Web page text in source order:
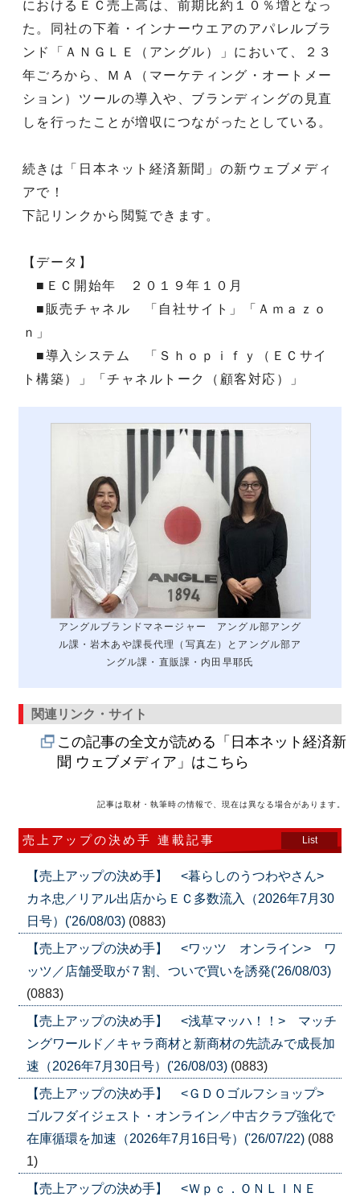
におけるＥＣ売上高は、前期比約１０％増となっ
た。同社の下着・インナーウエアのアパレルブラ
ンド「ＡＮＧＬＥ（アングル）」において、２３
年ごろから、ＭＡ（マーケティング・オートメー
ション）ツールの導入や、ブランディングの見直
しを行ったことが増収につながったとしている。
続きは「日本ネット経済新聞」の新ウェブメディ
アで！
下記リンクから閲覧できます。
【データ】
■ＥＣ開始年 ２０１９年１０月
■販売チャネル 「自社サイト」「Ａｍａｚｏ
ｎ」
■導入システム 「Ｓｈｏｐｉｆｙ（ＥＣサイ
ト構築）」「チャネルトーク（顧客対応）」
アングルブランドマネージャー アングル部アング
ル課・岩木あや課長代理（写真左）とアングル部ア
ングル課・直販課・内田早耶氏
関連リンク・サイト
この記事の全文が読める「日本ネット経済新
聞 ウェブメディア」はこちら
記事は取材・執筆時の情報で、現在は異なる場合があります。
売上アップの決め手 連載記事 List
【売上アップの決め手】 <暮らしのうつわやさん>
カネ忠／リアル出店からＥＣ多数流入（2026年7月30
日号）('26/08/03) (0883)
【売上アップの決め手】 <ワッツ オンライン> ワ
ッツ／店舗受取が７割、ついで買いを誘発('26/08/03)
(0883)
【売上アップの決め手】 <浅草マッハ！！> マッチ
ングワールド／キャラ商材と新商材の先読みで成長加
速（2026年7月30日号）('26/08/03) (0883)
【売上アップの決め手】 <ＧＤＯゴルフショップ>
ゴルフダイジェスト・オンライン／中古クラブ強化で
在庫循環を加速（2026年7月16日号）('26/07/22) (088
1)
【売上アップの決め手】 <Ｗｐｃ．ＯＮＬＩＮＥ